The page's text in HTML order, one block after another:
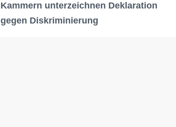
Kammern unterzeichnen Deklaration
gegen Diskriminierung